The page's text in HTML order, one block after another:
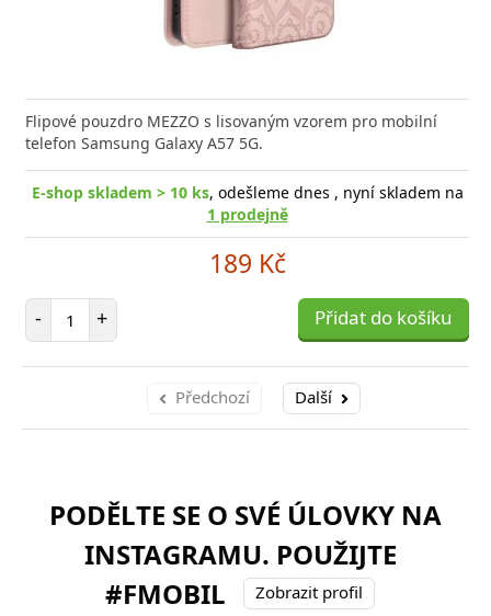
Flipové pouzdro MEZZO s lisovaným vzorem pro mobilní
telefon Samsung Galaxy A57 5G.
E-shop skladem > 10 ks, odešleme dnes , nyní skladem na
1 prodejně
189 Kč
- Počet položek
+ Přidat do košíku
Předchozí Další
PODĚLTE SE O SVÉ ÚLOVKY NA
INSTAGRAMU. POUŽIJTE
#FMOBIL
Zobrazit profil